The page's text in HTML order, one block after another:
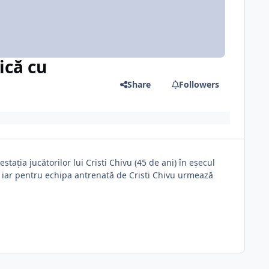
cu
Share Followers
jucătorilor lui Cristi Chivu (45 de ani) în eșecul
pentru echipa antrenată de Cristi Chivu urmează